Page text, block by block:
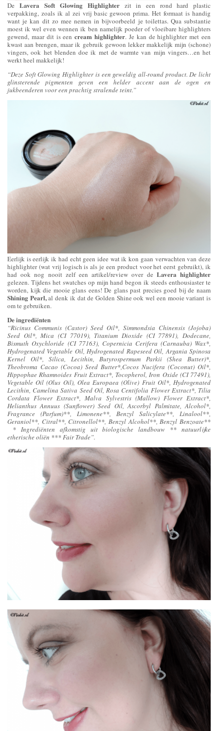
De Lavera Soft Glowing Highlighter zit in een rond hard plastic
verpakking, zoals ik al zei vrij basic gewoon prima. Het formaat is handig
want je kan dit zo mee nemen in bijvoorbeeld je toilettas. Qua substantie
moest ik wel even wennen ik ben namelijk poeder of vloeibare highlighters
gewend, maar dit is eencream highlighter. Je kan de highlighter met een
kwast aan brengen, maar ik gebruik gewoon lekker makkelijk mijn (schone)
vingers, ook het blenden doe ik met de warmte van mijn vingers…en het
werkt heel makkelijk!
“Deze Soft Glowing Highlighter is een geweldig all-round product. De licht
glinsterende pigmenten geven een helder accent aan de ogen en
jukbeenderen voor een prachtig stralende teint.”
Eerlijk is eerlijk ik had echt geen idee wat ik kon gaan verwachten van deze
highlighter (wat vrij logisch is als je een product voor het eerst gebruikt), ik
had ook nog nooit zelf een artikel/review over de Lavera highlighter
gelezen. Tijdens het swatches op mijn hand begon ik steeds enthousiaster te
worden, kijk die mooie glans eens! De glans past precies goed bij de naam
Shining Pearl,al denk ik dat de Golden Shine ook wel een mooie variant is
om te gebruiken.
De ingrediënten
“Ricinus Communis (Castor) Seed Oil*, Simmondsia Chinensis (Jojoba)
Seed Oil*, Mica (CI 77019), Titanium Dioxide (CI 77891), Dodecane,
Bismuth Oxychloride (CI 77163), Copernicia Cerifera (Carnauba) Wax*,
Hydrogenated Vegetable Oil, Hydrogenated Rapeseed Oil, Argania Spinosa
Kernel Oil*, Silica, Lecithin, Butyrospermum Parkii (Shea Butter)*,
Theobroma Cacao (Cocoa) Seed Butter*,Cocos Nucifera (Coconut) Oil*,
Hippophae Rhamnoides Fruit Extract*, Tocopherol, Iron Oxide (CI 77491),
Vegetable Oil (Olus Oil), Olea Europaea (Olive) Fruit Oil*, Hydrogenated
Lecithin, Camelina Sativa Seed Oil, Rosa Centifolia Flower Extract*, Tilia
Cordata Flower Extract*, Malva Sylvestris (Mallow) Flower Extract*,
Helianthus Annuus (Sunflower) Seed Oil, Ascorbyl Palmitate, Alcohol*,
Fragrance (Parfum)**, Limonene**, Benzyl Salicylate**, Linalool**,
Geraniol**, Citral**, Citronellol**, Benzyl Alcohol**, Benzyl Benzoate**
* Ingrediënten afkomstig uit biologische landbouw ** natuurlijke
etherische oliën *** Fair Trade”.